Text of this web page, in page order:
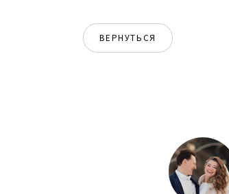
ВЕРНУТЬСЯ